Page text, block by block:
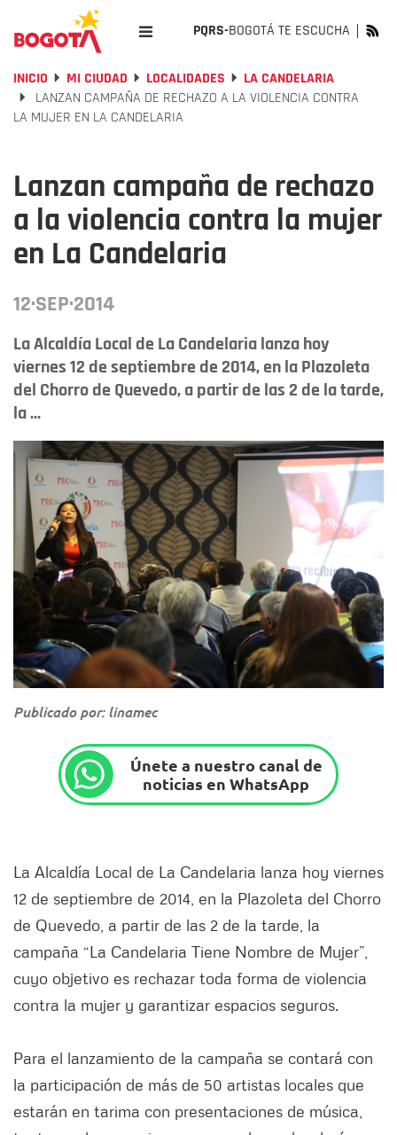
PQRS-BOGOTÁ TE ESCUCHA
INICIO MI CIUDAD LOCALIDADES
LA CANDELARIA
LANZAN CAMPAÑA DE RECHAZO A LA VIOLENCIA CONTRA
LA MUJER EN LA CANDELARIA
Lanzan campaña de rechazo
a la violencia contra la mujer
en La Candelaria
12·SEP·2014
La Alcaldía Local de La Candelaria lanza hoy
viernes 12 de septiembre de 2014, en la Plazoleta
del Chorro de Quevedo, a partir de las 2 de la tarde,
la ...
Publicado por: linamec
Únete a nuestro canal de
noticias en WhatsApp
La Alcaldía Local de La Candelaria lanza hoy viernes
12 de septiembre de 2014, en la Plazoleta del Chorro
de Quevedo, a partir de las 2 de la tarde, la
campaña “La Candelaria Tiene Nombre de Mujer”,
cuyo objetivo es rechazar toda forma de violencia
contra la mujer y garantizar espacios seguros.
Para el lanzamiento de la campaña se contará con
la participación de más de 50 artistas locales que
estarán en tarima con presentaciones de música,